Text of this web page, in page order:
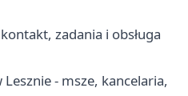
zadania i obsługa
- msze, kancelaria,